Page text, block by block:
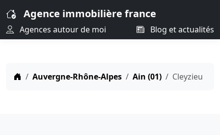
Agence immobilière france
Agences autour de moi Blog et actualités
Auvergne-Rhône-Alpes Ain (01) Cleyzieu